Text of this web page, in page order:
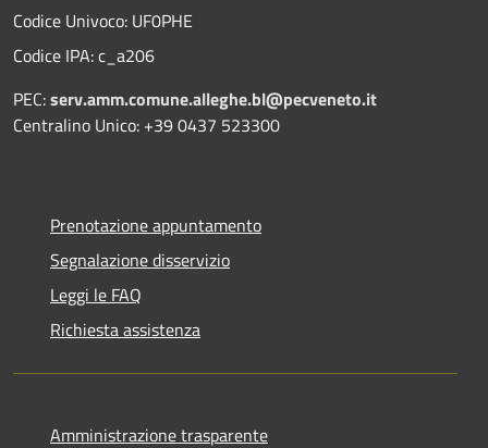
Codice Univoco: UF0PHE
Codice IPA: c_a206
PEC:serv.amm.comune.alleghe.bl@pecveneto.it
Centralino Unico: +39 0437 523300
Prenotazione appuntamento
Segnalazione disservizio
Leggi le FAQ
Richiesta assistenza
Amministrazione trasparente